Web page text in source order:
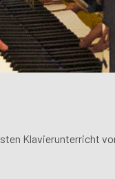
Klavierunterricht